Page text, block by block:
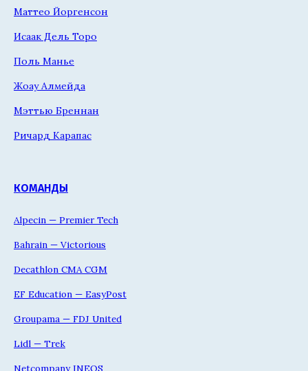
Маттео Йоргенсон
Исаак Дель Торо
Поль Манье
Жоау Алмейда
Мэттью Бреннан
Ричард Карапас
КОМАНДЫ
Alpecin — Premier Tech
Bahrain — Victorious
Decathlon CMA CGM
EF Education — EasyPost
Groupama — FDJ United
Lidl — Trek
Netcompany INEOS